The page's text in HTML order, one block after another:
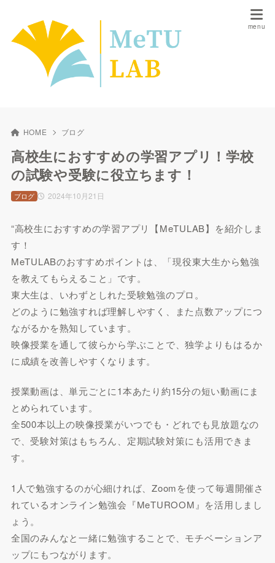
HOME ブログ
高校生におすすめの学習アプリ！学校
の試験や受験に役立ちます！
2024年10月21日
ブログ
“高校生におすすめの学習アプリ【MeTULAB】を紹介しま
す！
MeTULABのおすすめポイントは、「現役東大生から勉強
を教えてもらえること」です。
東大生は、いわずとしれた受験勉強のプロ。
どのように勉強すれば理解しやすく、また点数アップにつ
ながるかを熟知しています。
映像授業を通して彼らから学ぶことで、独学よりもはるか
に成績を改善しやすくなります。
授業動画は、単元ごとに1本あたり約15分の短い動画にま
とめられています。
全500本以上の映像授業がいつでも・どれでも見放題なの
で、受験対策はもちろん、定期試験対策にも活用できま
す。
1人で勉強するのが心細ければ、Zoomを使って毎週開催さ
れているオンライン勉強会『MeTUROOM』を活用しまし
ょう。
全国のみんなと一緒に勉強することで、モチベーションア
ップにもつながります。